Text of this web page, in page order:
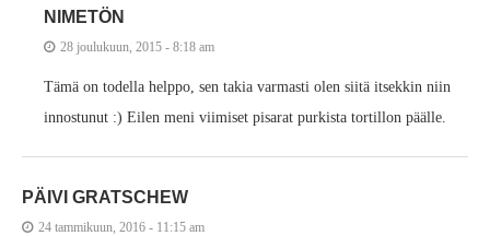
NIMETÖN
28 joulukuun, 2015 - 8:18 am
Tämä on todella helppo, sen takia varmasti olen siitä itsekkin niin
innostunut :) Eilen meni viimiset pisarat purkista tortillon päälle.
PÄIVI GRATSCHEW
24 tammikuun, 2016 - 11:15 am